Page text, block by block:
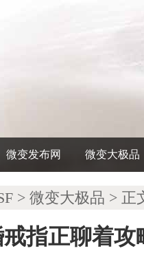
微变发布网 微变大极品
> 微变大极品 > 正
指正聊着攻